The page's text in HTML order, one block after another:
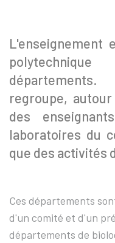
L'enseignement
regroupe,
des
laboratoires du
que des activités
Ces départements
d'un comité et d'un
départements de